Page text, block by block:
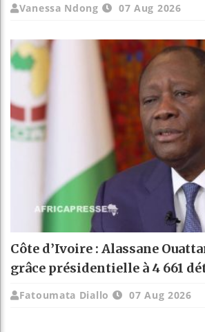
Vanessa Ndong 07 Aug 2026
Côte d’Ivoire : Alassane
grâce présidentielle à 4 661
Fatoumata Diallo 07 Aug 2026